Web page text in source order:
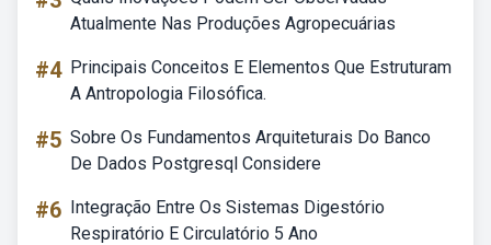
Atualmente Nas Produções Agropecuárias
#4 Principais Conceitos E Elementos Que Estruturam
A Antropologia Filosófica.
#5 Sobre Os Fundamentos Arquiteturais Do Banco
De Dados Postgresql Considere
#6 Integração Entre Os Sistemas Digestório
Respiratório E Circulatório 5 Ano